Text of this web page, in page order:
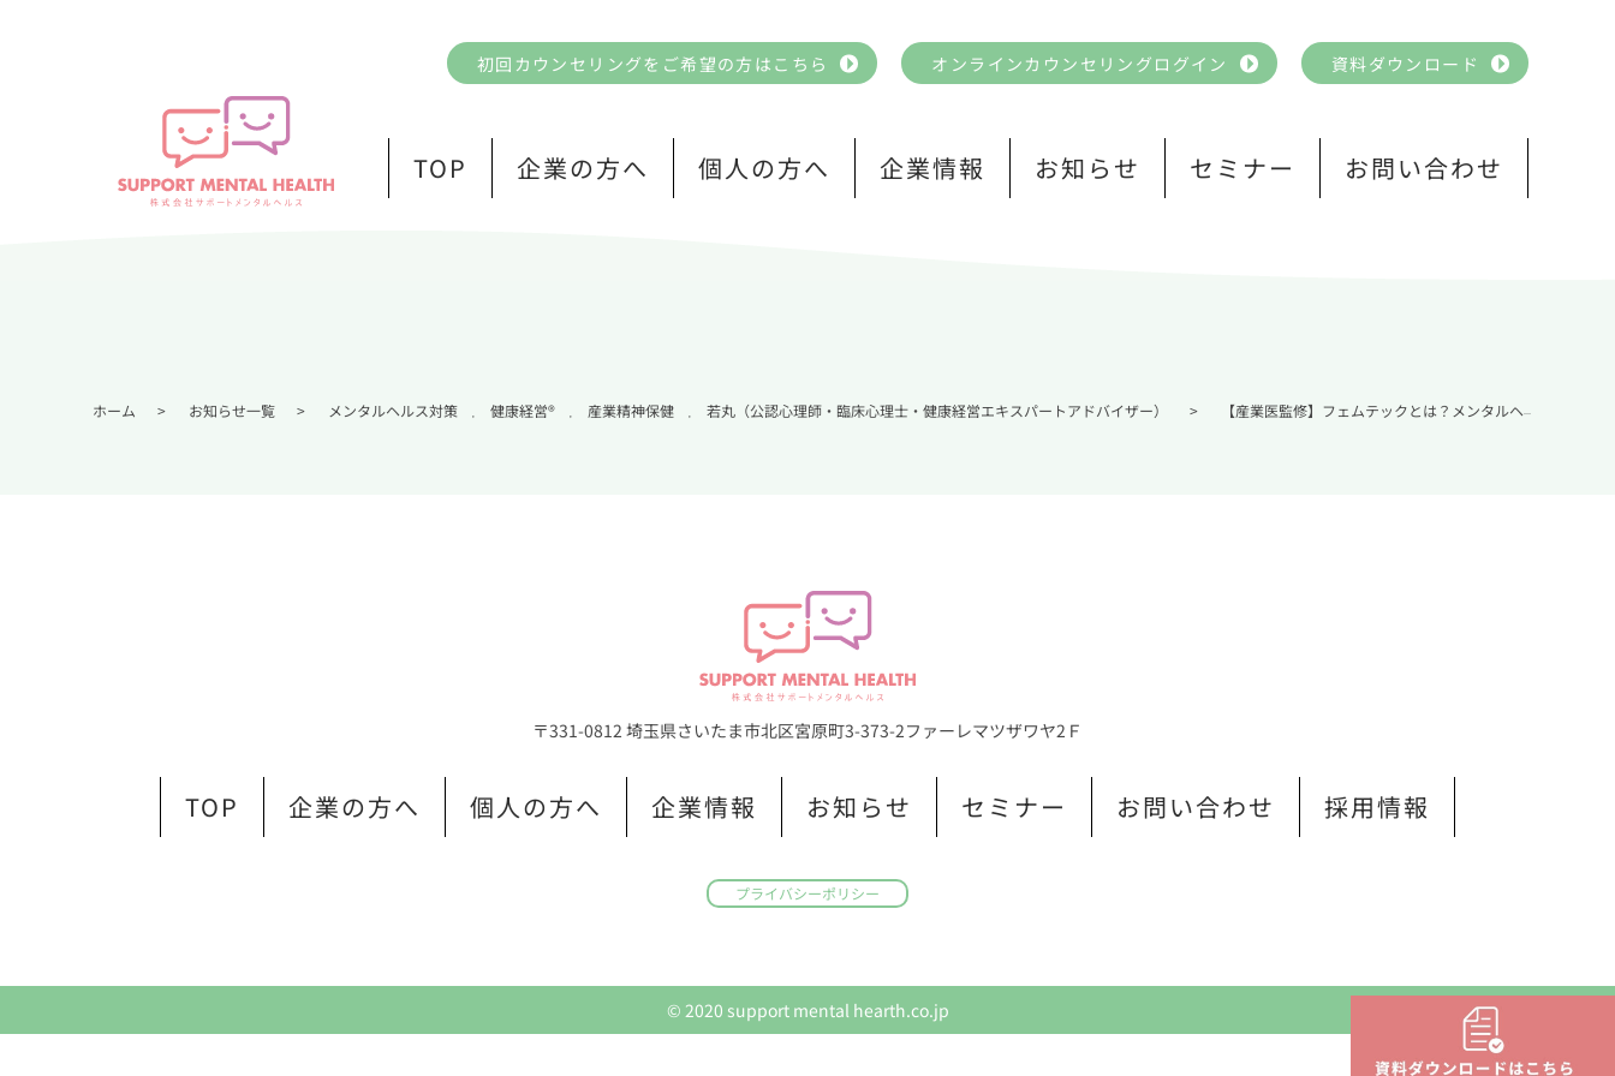
初回カウンセリングをご希望の方はこちら オンラインカウンセリングログイン 資料ダウンロード
TOP 企業の方へ 個人の方へ 企業情報 お知らせ セミナー お問い合わせ
ホーム > お知らせ一覧 > メンタルヘルス対策 , 健康経営® , 産業精神保健 , 若丸（公認心理師・臨床心理士・健康経営エキスパートアドバイザー） > 【産業医監修】フェムテックとは？メンタルヘルス専門職が簡単に解説！
〒331-0812 埼玉県さいたま市北区宮原町3-373-2ファーレマツザワヤ2Ｆ
TOP 企業の方へ 個人の方へ 企業情報 お知らせ セミナー お問い合わせ 採用情報
プライバシーポリシー
© 2020 support mental hearth.co.jp